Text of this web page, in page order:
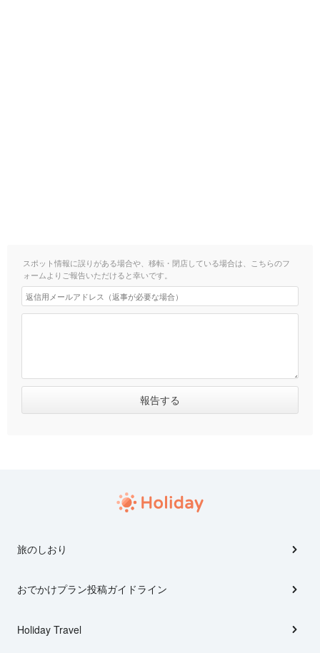
スポット情報に誤りがある場合や、移転・閉店している場合は、こちらのフ
ォームよりご報告いただけると幸いです。
旅のしおり
おでかけプラン投稿ガイドライン
Holiday Travel